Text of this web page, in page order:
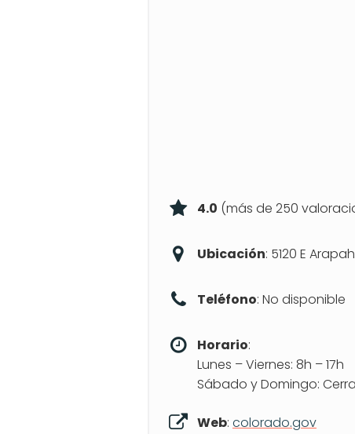
4.0 (más de 250
Ubicación: 5120 E
Teléfono: No disponible
Horario:
Lunes – Viernes: 8h – 17h
Sábado y Domingo:
Web: colorado.gov